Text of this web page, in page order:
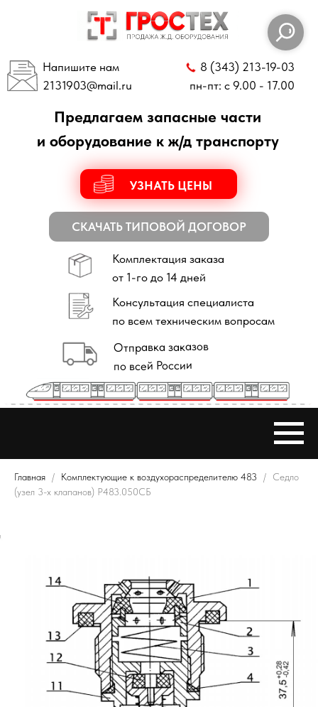
пн-пт: с 9.00 - 17.00
2131903
СКАЧАТЬ ТИПОВОЙ ДОГОВОР
Предлагаем запасные части
Комплектация заказа
от 1-го до 14 дней
по всем техническим вопросам
по всей России
Главная Комплектующие к воздухораспределителю 483
Седло
(узел 3-х клапанов) Р483.050СБ